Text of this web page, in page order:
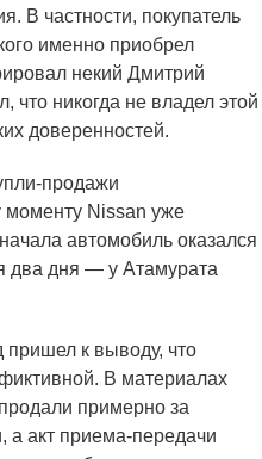
В частности, покупатель
именно приобрел
некий Дмитрий
что никогда не владел этой
доверенностей.
продажи
моменту Nissan уже
автомобиль оказался
два дня — у Атамурата
пришел к выводу, что
В материалах
примерно за
а акт приема-передачи